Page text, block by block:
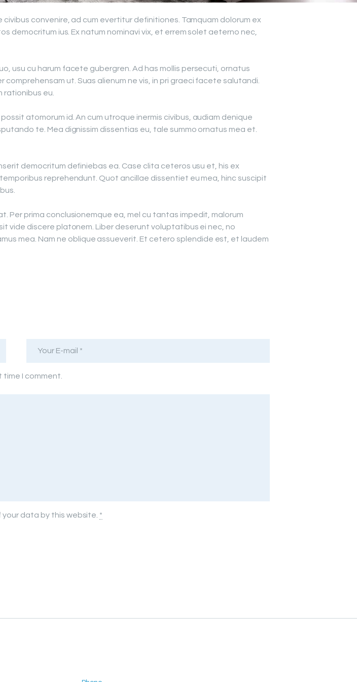
convenire, ad cum evertitur definitiones. Tamquam dolorum ex
democritum ius. Ex natum nominavi vix, et errem solet aeterno nec,
usu cu harum facete gubergren. Ad has mollis persecuti, ornatus
ut. Suas alienum ne vis, in pri graeci facete salutandi.
eu.
atomorum id. An cum utroque inermis civibus, audiam denique
te. Mea dignissim dissentias eu, tale summo ornatus mea et.
democritum definiebas ea. Case clita ceteros usu et, his ex
reprehendunt. Quot ancillae dissentiet eu mea, hinc suscipit
Per prima conclusionemque ea, mel cu tantas impedit, malorum
vide discere platonem. Liber deserunt voluptatibus ei nec, no
mea. Nam ne oblique assueverit. Et cetero splendide est, et laudem
time I comment.
data by this website. *